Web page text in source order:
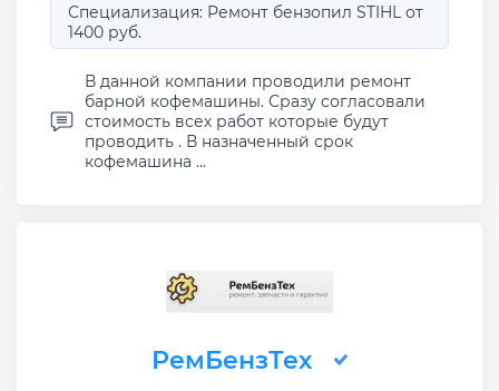
Специализация: Ремонт бензопил STIHL от
1400 руб.
В данной компании проводили ремонт
барной кофемашины. Сразу согласовали
стоимость всех работ которые будут
проводить . В назначенный срок
кофемашина ...
РемБензТех